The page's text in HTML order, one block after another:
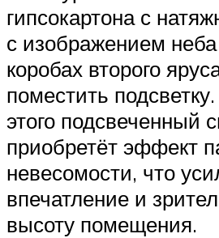
гипсокартона с
с изображением
коробах второго
поместить
этого подсвеченный
приобретёт эффект
невесомости, что
впечатление и
высоту помещения.